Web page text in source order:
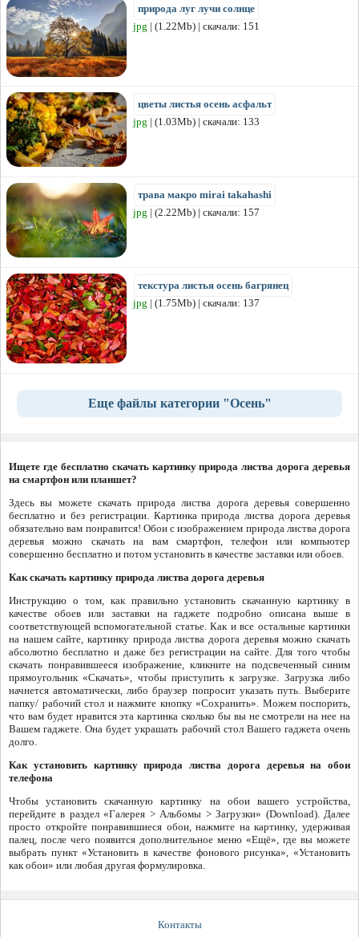
природа луг лучи солнце
jpg | (1.22Mb) | скачали: 151
цветы листья осень асфальт
jpg | (1.03Mb) | скачали: 133
трава макро mirai takahashi
jpg | (2.22Mb) | скачали: 157
текстура листья осень багрянец
jpg | (1.75Mb) | скачали: 137
Еще файлы категории "Осень"
Ищете где бесплатно скачать картинку природа листва дорога деревья
на смартфон или планшет?
Здесь вы можете скачать природа листва дорога деревья совершенно
бесплатно и без регистрации. Картинка природа листва дорога деревья
обязательно вам понравится! Обои с изображением природа листва дорога
деревья можно скачать на вам смартфон, телефон или компьютер
совершенно бесплатно и потом установить в качестве заставки или обоев.
Как скачать картинку природа листва дорога деревья
Инструкцию о том, как правильно установить скачанную картинку в
качестве обоев или заставки на гаджете подробно описана выше в
соответствующей вспомогательной статье. Как и все остальные картинки
на нашем сайте, картинку природа листва дорога деревья можно скачать
абсолютно бесплатно и даже без регистрации на сайте. Для того чтобы
скачать понравившееся изображение, кликните на подсвеченный синим
прямоугольник «Скачать», чтобы приступить к загрузке. Загрузка либо
начнется автоматически, либо браузер попросит указать путь. Выберите
папку/ рабочий стол и нажмите кнопку «Сохранить». Можем поспорить,
что вам будет нравится эта картинка сколько бы вы не смотрели на нее на
Вашем гаджете. Она будет украшать рабочий стол Вашего гаджета очень
долго.
Как установить картинку природа листва дорога деревья на обои
телефона
Чтобы установить скачанную картинку на обои вашего устройства,
перейдите в раздел «Галерея > Альбомы > Загрузки» (Download). Далее
просто откройте понравившиеся обои, нажмите на картинку, удерживая
палец, после чего появится дополнительное меню «Ещё», где вы можете
выбрать пункт «Установить в качестве фонового рисунка», «Установить
как обои» или любая другая формулировка.
Контакты